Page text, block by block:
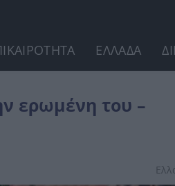
ΕΛΛΑΔΑ
ερωμένη του –